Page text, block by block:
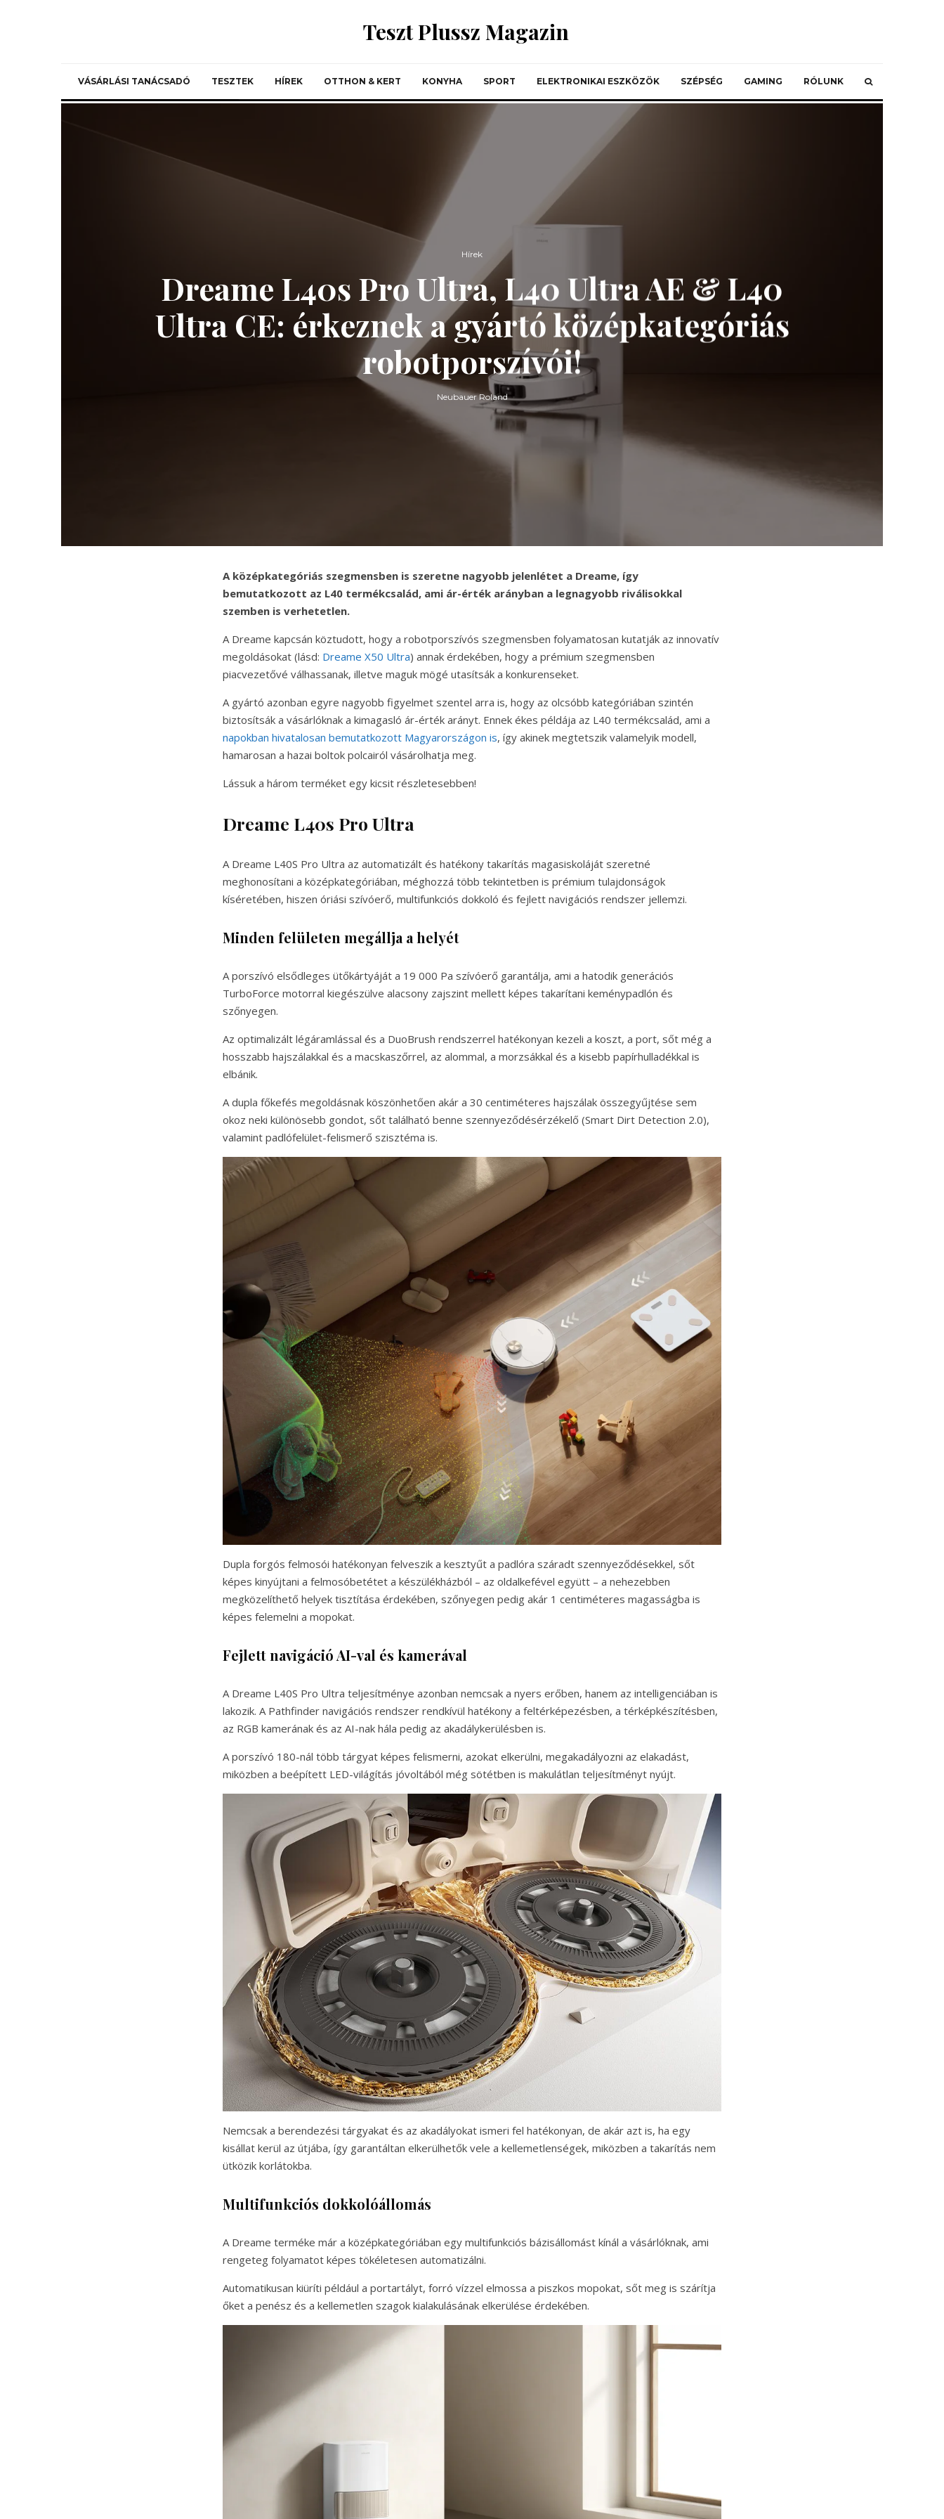
Teszt Plussz Magazin
VÁSÁRLÁSI TANÁCSADÓ TESZTEK HÍREK OTTHON & KERT KONYHA SPORT ELEKTRONIKAI ESZKÖZÖK SZÉPSÉG GAMING RÓLUNK
Hírek
Dreame L40s Pro Ultra, L40 Ultra AE & L40
Ultra CE: érkeznek a gyártó középkategóriás
robotporszívói!
Neubauer Roland
A középkategóriás szegmensben is szeretne nagyobb jelenlétet a Dreame, így
bemutatkozott az L40 termékcsalád, ami ár-érték arányban a legnagyobb riválisokkal
szemben is verhetetlen.
A Dreame kapcsán köztudott, hogy a robotporszívós szegmensben folyamatosan kutatják az innovatív
megoldásokat (lásd: Dreame X50 Ultra) annak érdekében, hogy a prémium szegmensben
piacvezetővé válhassanak, illetve maguk mögé utasítsák a konkurenseket.
A gyártó azonban egyre nagyobb figyelmet szentel arra is, hogy az olcsóbb kategóriában szintén
biztosítsák a vásárlóknak a kimagasló ár-érték arányt. Ennek ékes példája az L40 termékcsalád, ami a
napokban hivatalosan bemutatkozott Magyarországon is, így akinek megtetszik valamelyik modell,
hamarosan a hazai boltok polcairól vásárolhatja meg.
Lássuk a három terméket egy kicsit részletesebben!
Dreame L40s Pro Ultra
A Dreame L40S Pro Ultra az automatizált és hatékony takarítás magasiskoláját szeretné
meghonosítani a középkategóriában, méghozzá több tekintetben is prémium tulajdonságok
kíséretében, hiszen óriási szívóerő, multifunkciós dokkoló és fejlett navigációs rendszer jellemzi.
Minden felületen megállja a helyét
A porszívó elsődleges ütőkártyáját a 19 000 Pa szívóerő garantálja, ami a hatodik generációs
TurboForce motorral kiegészülve alacsony zajszint mellett képes takarítani keménypadlón és
szőnyegen.
Az optimalizált légáramlással és a DuoBrush rendszerrel hatékonyan kezeli a koszt, a port, sőt még a
hosszabb hajszálakkal és a macskaszőrrel, az alommal, a morzsákkal és a kisebb papírhulladékkal is
elbánik.
A dupla főkefés megoldásnak köszönhetően akár a 30 centiméteres hajszálak összegyűjtése sem
okoz neki különösebb gondot, sőt található benne szennyeződésérzékelő (Smart Dirt Detection 2.0),
valamint padlófelület-felismerő szisztéma is.
Dupla forgós felmosói hatékonyan felveszik a kesztyűt a padlóra száradt szennyeződésekkel, sőt
képes kinyújtani a felmosóbetétet a készülékházból – az oldalkefével együtt – a nehezebben
megközelíthető helyek tisztítása érdekében, szőnyegen pedig akár 1 centiméteres magasságba is
képes felemelni a mopokat.
Fejlett navigáció AI-val és kamerával
A Dreame L40S Pro Ultra teljesítménye azonban nemcsak a nyers erőben, hanem az intelligenciában is
lakozik. A Pathfinder navigációs rendszer rendkívül hatékony a feltérképezésben, a térképkészítésben,
az RGB kamerának és az AI-nak hála pedig az akadálykerülésben is.
A porszívó 180-nál több tárgyat képes felismerni, azokat elkerülni, megakadályozni az elakadást,
miközben a beépített LED-világítás jóvoltából még sötétben is makulátlan teljesítményt nyújt.
Nemcsak a berendezési tárgyakat és az akadályokat ismeri fel hatékonyan, de akár azt is, ha egy
kisállat kerül az útjába, így garantáltan elkerülhetők vele a kellemetlenségek, miközben a takarítás nem
ütközik korlátokba.
Multifunkciós dokkolóállomás
A Dreame terméke már a középkategóriában egy multifunkciós bázisállomást kínál a vásárlóknak, ami
rengeteg folyamatot képes tökéletesen automatizálni.
Automatikusan kiüríti például a portartályt, forró vízzel elmossa a piszkos mopokat, sőt meg is szárítja
őket a penész és a kellemetlen szagok kialakulásának elkerülése érdekében.